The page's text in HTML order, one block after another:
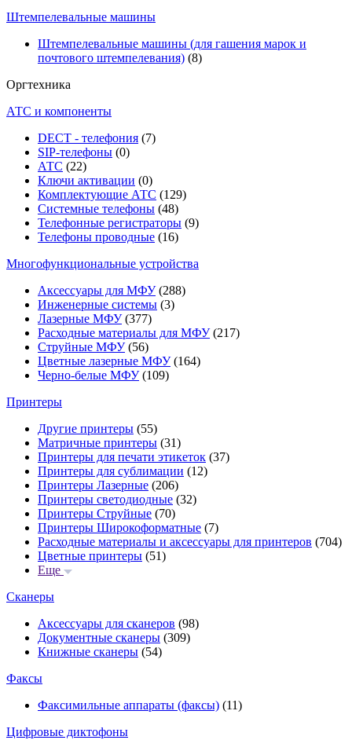
Штемпелевальные машины
Штемпелевальные машины (для гашения марок и
почтового штемпелевания) (8)
Оргтехника
АТС и компоненты
DECT - телефония (7)
SIP-телефоны (0)
АТС (22)
Ключи активации (0)
Комплектующие АТС (129)
Системные телефоны (48)
Телефонные регистраторы (9)
Телефоны проводные (16)
Многофункциональные устройства
Аксессуары для МФУ(288)
Инженерные системы (3)
Лазерные МФУ(377)
Расходные материалы для МФУ(217)
Струйные МФУ(56)
Цветные лазерные МФУ(164)
Черно-белые МФУ(109)
Принтеры
Другие принтеры (55)
Матричные принтеры (31)
Принтеры для печати этикеток (37)
Принтеры для сублимации (12)
Принтеры Лазерные (206)
Принтеры светодиодные (32)
Принтеры Струйные (70)
Принтеры Широкоформатные (7)
Расходные материалы и аксессуары для принтеров (704)
Цветные принтеры (51)
Еще
Сканеры
Аксессуары для сканеров (98)
Документные сканеры (309)
Книжные сканеры (54)
Факсы
Факсимильные аппараты (факсы) (11)
Цифровые диктофоны